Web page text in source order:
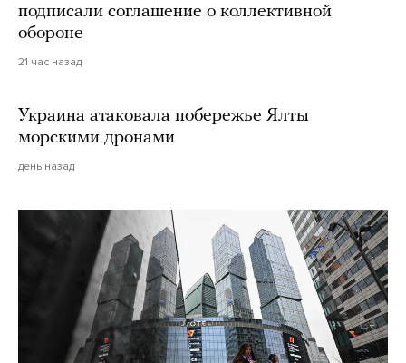
подписали соглашение о коллективной
обороне
21 час назад
Украина атаковала побережье Ялты
морскими дронами
день назад